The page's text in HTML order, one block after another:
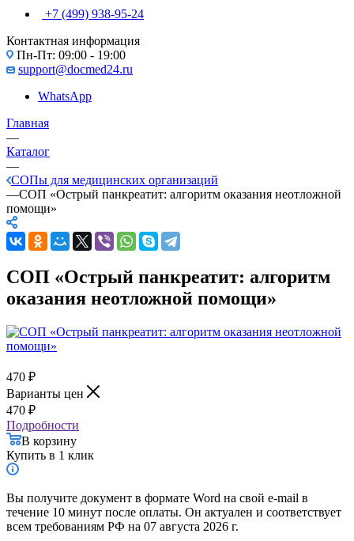
+7 (499) 938-95-24
Контактная информация
Пн-Пт: 09:00 - 19:00
support@docmed24.ru
WhatsApp
Главная
—
Каталог
—
СОПы для медицинских организаций
—СОП «Острый панкреатит: алгоритм оказания неотложной
помощи»
СОП «Острый панкреатит: алгоритм
оказания неотложной помощи»
470 ₽
Варианты цен
470 ₽
Подробности
В корзину
Купить в 1 клик
Вы получите документ в формате Word на свой e-mail в
течение 10 минут после оплаты. Он актуален и соответствует
всем требованиям РФ на 07 августа 2026 г.